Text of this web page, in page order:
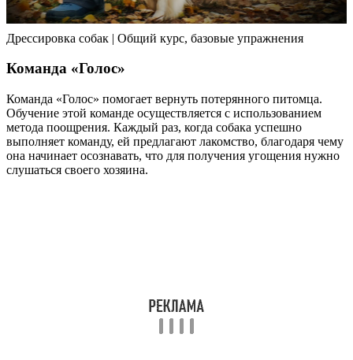
Дрессировка собак | Общий курс, базовые упражнения
Команда «Голос»
Команда «Голос» помогает вернуть потерянного питомца.
Обучение этой команде осуществляется с использованием
метода поощрения. Каждый раз, когда собака успешно
выполняет команду, ей предлагают лакомство, благодаря чему
она начинает осознавать, что для получения угощения нужно
слушаться своего хозяина.